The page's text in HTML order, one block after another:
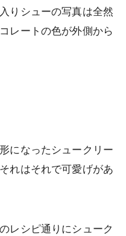
りシューの写真は全然
レートの色が外側から
になったシュークリー
れはそれで可愛げがあ
レシピ通りにシューク